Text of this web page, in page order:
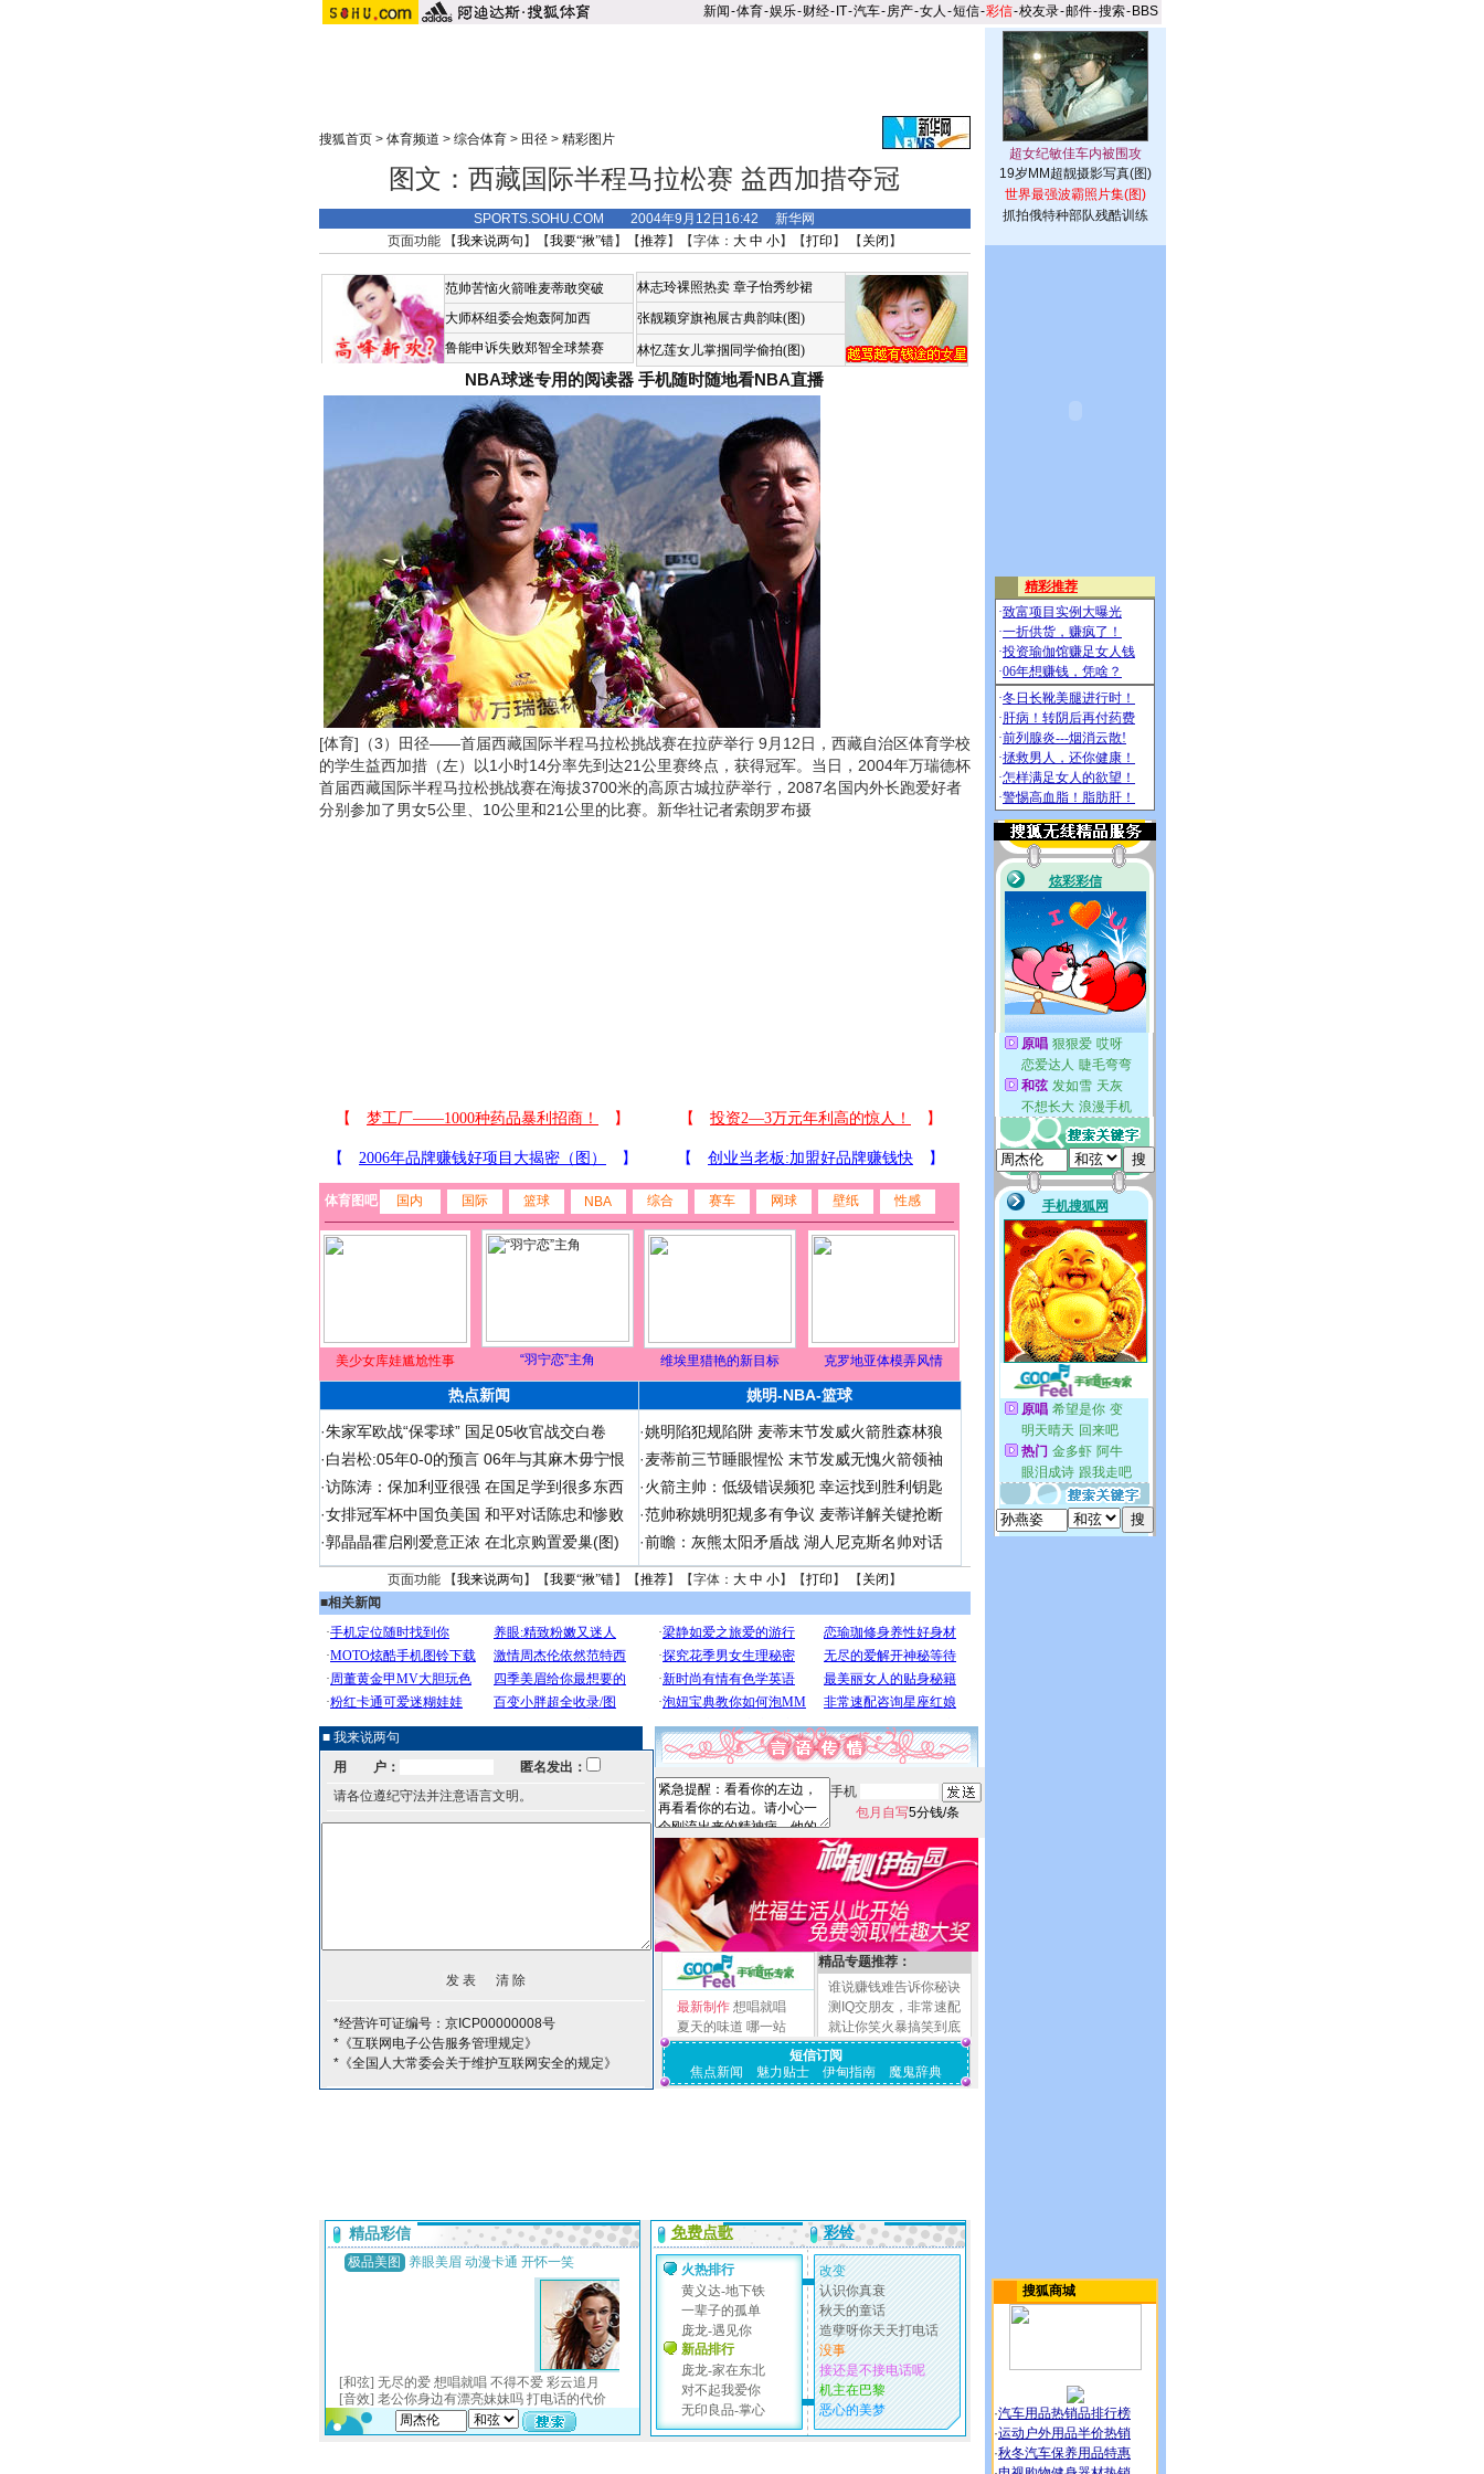
新闻-体育-娱乐-财经- IT-汽车-房产-女人 -短信-彩信-校友录-邮件-搜索- BBS
搜狐首页> 体育频道 > 综合体育> 田径> 精彩图片
图文：西藏国际半程马拉松赛 益西加措夺冠
SPORTS.SOHU.COM 2004年9月12日16:42 新华网
页面功能 【我来说两句 】【我要“揪”错】【推荐】【字体： 大 中 小】【打印 】 【 关闭 】
范帅苦恼火箭唯麦蒂敢突破
大师杯组委会炮轰阿加西
鲁能申诉失败郑智全球禁赛
林志玲裸照热卖 章子怡秀纱裙
张靓颖穿旗袍展古典韵味(图)
林忆莲女儿掌掴同学偷拍(图)
NBA球迷专用的阅读器 手机随时随地看NBA直播
[体育]（3）田径――首届西藏国际半程马拉松挑战赛在拉萨举行 9月12日，西藏自治区体育学校
的学生益西加措（左）以1小时14分率先到达21公里赛终点，获得冠军。当日，2004年万瑞德杯
首届西藏国际半程马拉松挑战赛在海拔3700米的高原古城拉萨举行，2087名国内外长跑爱好者
分别参加了男女5公里、10公里和21公里的比赛。新华社记者索朗罗布摄
体育图吧 国内 国际 篮球 NBA 综合 赛车 网球 壁纸 性感
美少女库娃尴尬性事 “羽宁恋”主角 维埃里猎艳的新目标 克罗地亚体模弄风情
热点新闻 姚明-NBA-篮球
·朱家军欧战“保零球” 国足05收官战交白卷
·白岩松:05年0-0的预言 06年与其麻木毋宁恨
·访陈涛：保加利亚很强 在国足学到很多东西
·女排冠军杯中国负美国 和平对话陈忠和惨败
·郭晶晶霍启刚爱意正浓 在北京购置爱巢(图)
·姚明陷犯规陷阱 麦蒂末节发威火箭胜森林狼
·麦蒂前三节睡眼惺忪 末节发威无愧火箭领袖
·火箭主帅：低级错误频犯 幸运找到胜利钥匙
·范帅称姚明犯规多有争议 麦蒂详解关键抢断
·前瞻：灰熊太阳矛盾战 湖人尼克斯名帅对话
页面功能 【我来说两句 】【我要“揪”错】【推荐】【字体： 大 中 小】【打印 】 【 关闭 】
■相关新闻
■ 我来说两句
用 户：
匿名发出：
请各位遵纪守法并注意语言文明。
*经营许可证编号：京ICP00000008号
*《互联网电子公告服务管理规定》
*《全国人大常委会关于维护互联网安全的规定》
手机
包月自写5分钱/条
最新制作 想唱就唱
夏天的味道 哪一站
精品专题推荐：
谁说赚钱难告诉你秘诀
测IQ交朋友，非常速配
就让你笑火暴搞笑到底
短信订阅
焦点新闻
魅力贴士 伊甸指南 魔鬼辞典
19岁MM超靓摄影写真(图)
世界最强波霸照片集(图)
抓拍俄特种部队残酷训练
搜狐商城
·汽车用品热销品排行榜
·运动户外用品半价热销
·秋冬汽车保养用品特惠